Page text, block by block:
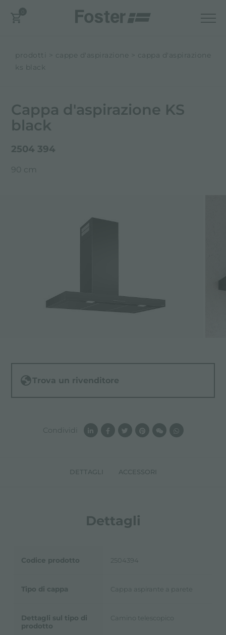
prodotti cappe d'aspirazione
cappa d'aspirazione
ks black
DETTAGLI ACCESSORI
Dettagli
Codice prodotto 2504394
Tipo di cappa Cappa aspirante a parete
Dettagli sul tipo di
prodotto
Camino telescopico
Cappa d'aspirazione KS
black
2504 394
90 cm
Trova un rivenditore
Condividi